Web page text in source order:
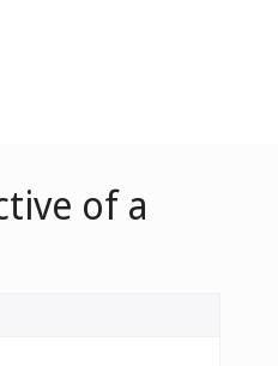
of a